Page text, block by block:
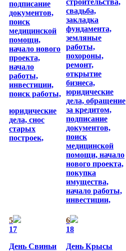
подписание
документов,
поиск
медицинской
помощи,
начало нового
проекта,
начало
работы,
инвестиции,
поиск работы,
юридические
дела, снос
старых
построек,
свадьба,
закладка
фундамента,
земляные
работы,
похороны,
ремонт,
открытие
бизнеса,
юридические
дела, обращение
за кредитом,
подписание
документов,
поиск
медицинской
помощи, начало
нового проекта,
покупка
имущества,
начало работы,
инвестиции,
5
17
День Свиньи
6
18
День Крысы